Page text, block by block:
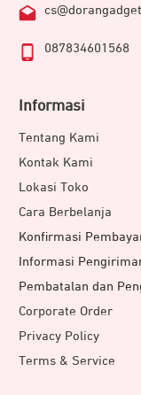
087834601568
Informasi
Tentang Kami
Kontak Kami
Lokasi Toko
Cara Berbelanja
Konfirmasi
Informasi
Pembatalan dan
Corporate Order
Privacy Policy
Terms & Service